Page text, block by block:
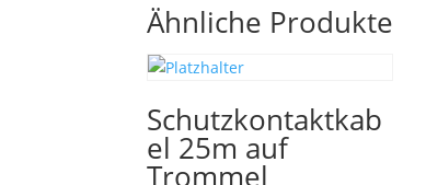
Ähnliche Produkte
Schutzkontaktkab
el 25m auf
Trommel